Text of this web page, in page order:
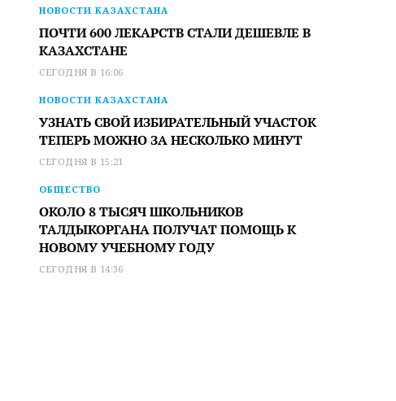
НОВОСТИ КАЗАХСТАНА
ПОЧТИ 600 ЛЕКАРСТВ СТАЛИ ДЕШЕВЛЕ В
КАЗАХСТАНЕ
СЕГОДНЯ В 16:06
НОВОСТИ КАЗАХСТАНА
УЗНАТЬ СВОЙ ИЗБИРАТЕЛЬНЫЙ УЧАСТОК
ТЕПЕРЬ МОЖНО ЗА НЕСКОЛЬКО МИНУТ
СЕГОДНЯ В 15:21
ОБЩЕСТВО
ОКОЛО 8 ТЫСЯЧ ШКОЛЬНИКОВ
ТАЛДЫКОРГАНА ПОЛУЧАТ ПОМОЩЬ К
НОВОМУ УЧЕБНОМУ ГОДУ
СЕГОДНЯ В 14:36